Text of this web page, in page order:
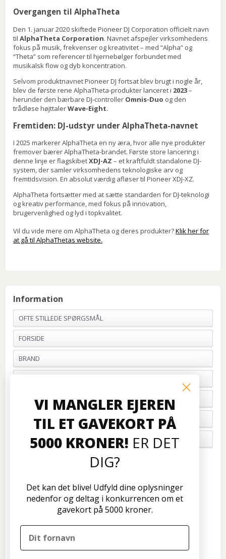
Overgangen til AlphaTheta
Den 1. januar 2020 skiftede Pioneer DJ Corporation officielt navn
tilAlphaTheta Corporation. Navnet afspejler virksomhedens
fokus på musik, frekvenser og kreativitet – med “Alpha” og
“Theta” som referencer til hjernebølger forbundet med
musikalsk flow og dyb koncentration.
Selvom produktnavnet Pioneer DJ fortsat blev brugt i nogle år,
blev de første rene AlphaTheta-produkter lanceret i 2023–
herunder den bærbare DJ-controller Omnis-Duo og den
trådløse højttalerWave-Eight.
Fremtiden: DJ-udstyr under AlphaTheta-navnet
I 2025 markerer AlphaTheta en ny æra, hvor alle nye produkter
fremover bærer AlphaTheta-brandet. Første store lancering i
denne linje er flagskibetXDJ-AZ – et kraftfuldt standalone DJ-
system, der samler virksomhedens teknologiske arv og
fremtidsvision. En absolut værdig afløser til Pioneer XDJ-XZ.
AlphaTheta fortsætter med at sætte standarden for DJ-teknologi
og kreativ performance, med fokus på innovation,
brugervenlighed og lyd i topkvalitet.
Vil du vide mere om AlphaTheta og deres produkter?Klik her for
at gå til AlphaThetas website.
Information
OFTE STILLEDE SPØRGSMÅL
FORSIDE
BRAND
BETALING
FORTRYD ORDRE
OM OS
Formervangen 17
2600 Glostrup
Nyhedsbrev
VI MANGLER EJEREN
TIL ET GAVEKORT PÅ
5000 KRONER! ER DET
DIG?
Det kan det blive! Udfyld dine oplysninger
nedenfor og deltag i konkurrencen om et
gavekort på 5000 kroner.